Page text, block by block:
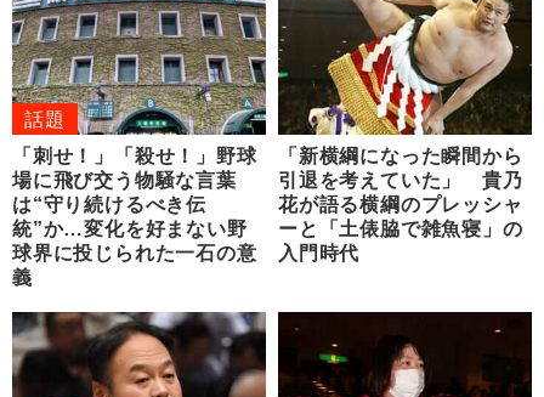
話題
「刺せ！」「殺せ！」野球
場に飛び交う物騒な言葉
は“守り続けるべき伝
統”か…変化を好まない野
球界に投じられた一石の意
義
「新横綱になった瞬間から
引退を考えていた」 貴乃
花が語る横綱のプレッシャ
ーと「土俵脇で雑魚寝」の
入門時代